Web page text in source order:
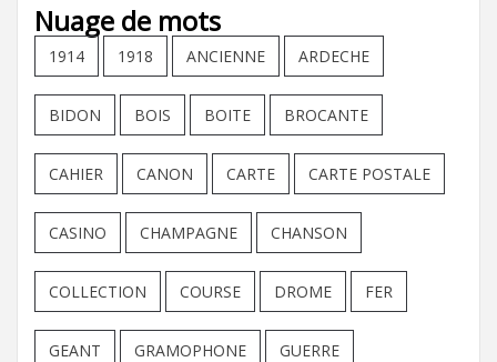
Nuage de mots
1914 1918 ANCIENNE ARDECHE
BIDON BOIS BOITE BROCANTE
CAHIER CANON CARTE CARTE POSTALE
CASINO CHAMPAGNE CHANSON
COLLECTION COURSE DROME FER
GEANT GRAMOPHONE GUERRE